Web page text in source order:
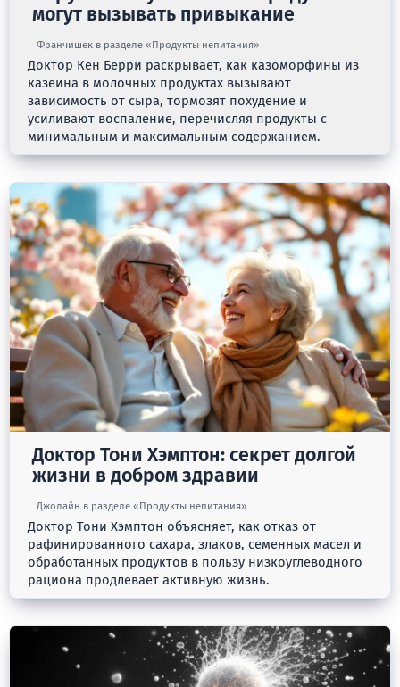
могут вызывать привыкание
Франчишек в разделе «Продукты непитания»
Доктор Кен Берри раскрывает, как казоморфины из
казеина в молочных продуктах вызывают
зависимость от сыра, тормозят похудение и
усиливают воспаление, перечисляя продукты с
минимальным и максимальным содержанием.
Доктор Тони Хэмптон: секрет долгой
жизни в добром здравии
Джолайн в разделе «Продукты непитания»
Доктор Тони Хэмптон объясняет, как отказ от
рафинированного сахара, злаков, семенных масел и
обработанных продуктов в пользу низкоуглеводного
рациона продлевает активную жизнь.